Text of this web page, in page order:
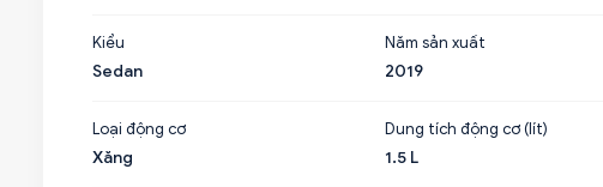
Kiểu
Sedan
Năm sản xuất
2019
Loại động cơ
Xăng
Dung tích động cơ (lít)
1.5 L